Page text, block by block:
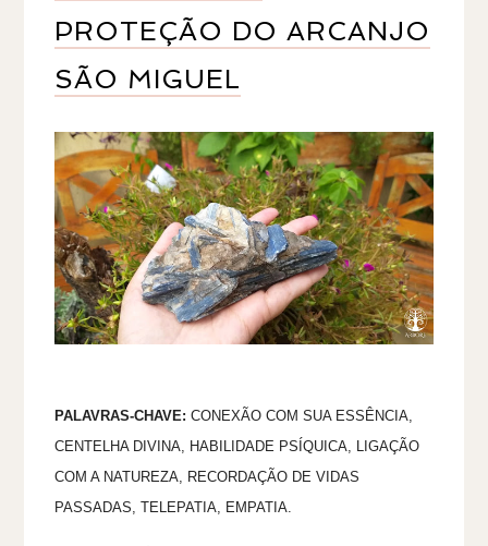
PROTEÇÃO DO ARCANJO
SÃO MIGUEL
PALAVRAS-CHAVE:CONEXÃO COM SUA ESSÊNCIA,
CENTELHA DIVINA,
HABILIDADE PSÍQUICA, LIGAÇÃO
COM A NATUREZA, RECORDAÇÃO DE VIDAS
PASSADAS, TELEPATIA, EMPATIA.